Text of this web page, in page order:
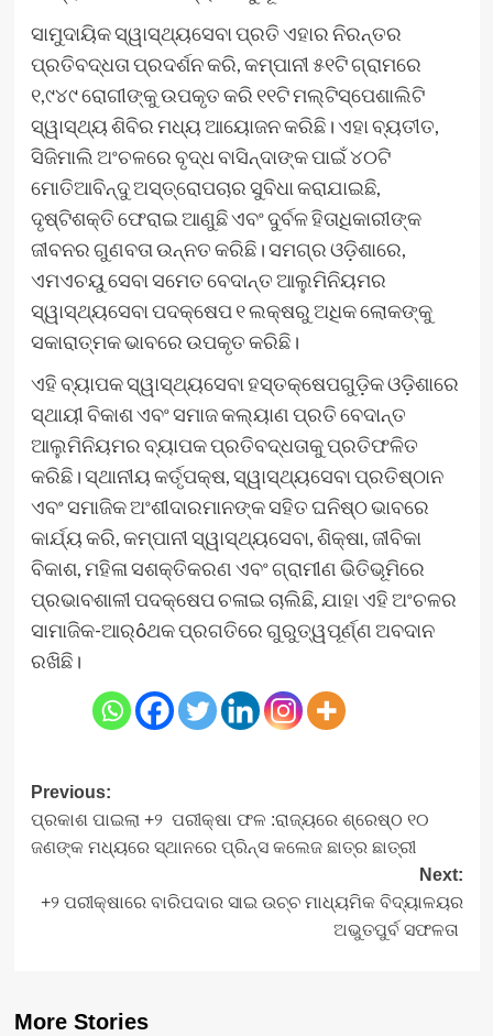
ସାମୁଦାୟିକ ସ୍ୱାସ୍ଥ୍ୟସେବା ପ୍ରତି ଏହାର ନିରନ୍ତର
ପ୍ରତିବଦ୍ଧତା ପ୍ରଦର୍ଶନ କରି, କମ୍ପାନୀ ୫୧ଟି ଗ୍ରାମରେ
୧,୯୪୯ ରୋଗୀଙ୍କୁ ଉପକୃତ କରି ୧୧ଟି ମଲ୍ଟିସ୍ପେଶାଲିଟି
ସ୍ୱାସ୍ଥ୍ୟ ଶିବିର ମଧ୍ୟ ଆୟୋଜନ କରିଛି। ଏହା ବ୍ୟତୀତ,
ସିଜିମାଲି ଅଂଚଳରେ ବୃଦ୍ଧ ବାସିନ୍ଦାଙ୍କ ପାଇଁ ୪୦ଟି
ମୋତିଆବିନ୍ଦୁ ଅସ୍ତ୍ରୋପଚାର ସୁବିଧା କରାଯାଇଛି,
ଦୃଷ୍ଟିଶକ୍ତି ଫେରାଇ ଆଣୁଛି ଏବଂ ଦୁର୍ବଳ ହିତାଧିକାରୀଙ୍କ
ଜୀବନର ଗୁଣବତା ଉନ୍ନତ କରିଛି। ସମଗ୍ର ଓଡ଼ିଶାରେ,
ଏମଏଚୟୁ ସେବା ସମେତ ବେଦାନ୍ତ ଆଲୁମିନିୟମର
ସ୍ୱାସ୍ଥ୍ୟସେବା ପଦକ୍ଷେପ ୧ ଲକ୍ଷରୁ ଅଧିକ ଲୋକଙ୍କୁ
ସକାରାତ୍ମକ ଭାବରେ ଉପକୃତ କରିଛି।
ଏହି ବ୍ୟାପକ ସ୍ୱାସ୍ଥ୍ୟସେବା ହସ୍ତକ୍ଷେପଗୁଡ଼ିକ ଓଡ଼ିଶାରେ
ସ୍ଥାୟୀ ବିକାଶ ଏବଂ ସମାଜ କଲ୍ୟାଣ ପ୍ରତି ବେଦାନ୍ତ
ଆଲୁମିନିୟମର ବ୍ୟାପକ ପ୍ରତିବଦ୍ଧତାକୁ ପ୍ରତିଫଳିତ
କରିଛି। ସ୍ଥାନୀୟ କର୍ତୃପକ୍ଷ, ସ୍ୱାସ୍ଥ୍ୟସେବା ପ୍ରତିଷ୍ଠାନ
ଏବଂ ସମାଜିକ ଅଂଶୀଦାରମାନଙ୍କ ସହିତ ଘନିଷ୍ଠ ଭାବରେ
କାର୍ଯ୍ୟ କରି, କମ୍ପାନୀ ସ୍ୱାସ୍ଥ୍ୟସେବା, ଶିକ୍ଷା, ଜୀବିକା
ବିକାଶ, ମହିଳା ସଶକ୍ତିକରଣ ଏବଂ ଗ୍ରାମୀଣ ଭିତିଭୂମିରେ
ପ୍ରଭାବଶାଳୀ ପଦକ୍ଷେପ ଚଳାଇ ଚାଲିଛି, ଯାହା ଏହି ଅଂଚଳର
ସାମାଜିକ-ଆର୍ôଥକ ପ୍ରଗତିରେ ଗୁରୁତ୍ୱପୂର୍ଣ୍ଣ ଅବଦାନ
ରଖିଛି।
Post
navigation
Previous:
ପ୍ରକାଶ ପାଇଲା +୨ ପରୀକ୍ଷା ଫଳ :ରାଜ୍ୟରେ ଶ୍ରେଷ୍ଠ ୧୦
ଜଣଙ୍କ ମଧ୍ୟରେ ସ୍ଥାନରେ ପ୍ରିନ୍ସ କଲେଜ ଛାତ୍ର ଛାତ୍ରୀ
Next:
+୨ ପରୀକ୍ଷାରେ ବାରିପଦାର ସାଇ ଉଚ୍ଚ ମାଧ୍ୟମିକ ବିଦ୍ୟାଳୟର
ଅଭୁତପୁର୍ବ ସଫଳତା
More Stories